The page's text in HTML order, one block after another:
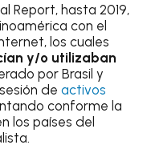
Report, hasta 2019,
con el
los cuales
y/o utilizaban
por Brasil y
deactivos
conforme la
los países del